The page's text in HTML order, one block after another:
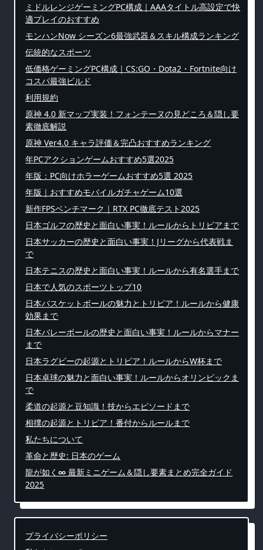
ミドルレンジゲーミングPC構成｜AAAタイトル高設定で快
適プレイのおすすめ
モンハンNow シーズン6最強武器＆スキル構成ランキング
伝統的なスポーツ
低価格ゲーミングPC構成｜CS:GO・Dota2・Fortnite向け
コスパ最強ビルド
利用規約
原神 4.0 新マップ実装！フォンテーヌの見どころ＆隠し要
素徹底解説
原神 Ver4.0 キャラ評価＆完凸おすすめランキング
年PCアクションゲームおすすめ5選2025
年版：PC向けホラーゲームおすすめ5選 2025
年版｜おすすめモバイルガチャゲーム10選
新作FPSベンチマーク｜RTX PC徹底テスト2025
日本ゴルフの歴史と面白い事実！ルールからトリビアまで
日本サッカーの歴史と面白い事実！Jリーグから代表戦ま
で
日本テニスの歴史と面白い事実！ルールから有名選手まで
日本で人気のスポーツトップ10
日本バスケットボールの魅力とトリビア！ルールから健康
効果まで
日本バレーボールの歴史と面白い事実！ルールからマナー
まで
日本ラグビーの起源とトリビア！ルールからW杯まで
日本卓球の魅力と面白い事実！ルールからオリンピックま
で
柔道の起源と豆知識！技からエピソードまで
相撲の起源とトリビア！番付からルールまで
私たちについて
革命と歴史: 日本のゲーム
龍が如く∞ 最新ミニゲーム＆隠し要素まとめ完全ガイド
2025
プライバシーポリシー